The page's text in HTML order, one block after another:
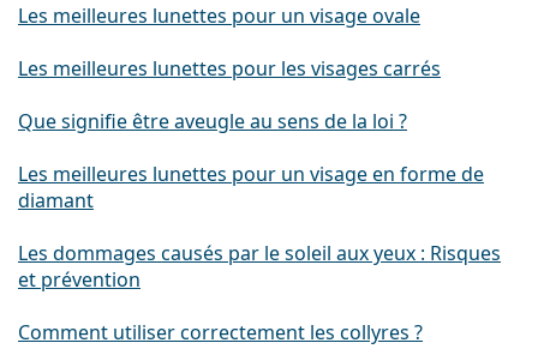
Les meilleures lunettes pour un visage ovale
Les meilleures lunettes pour les visages carrés
Que signifie être aveugle au sens de la loi ?
Les meilleures lunettes pour un visage en forme de
diamant
Les dommages causés par le soleil aux yeux : Risques
et prévention
Comment utiliser correctement les collyres ?